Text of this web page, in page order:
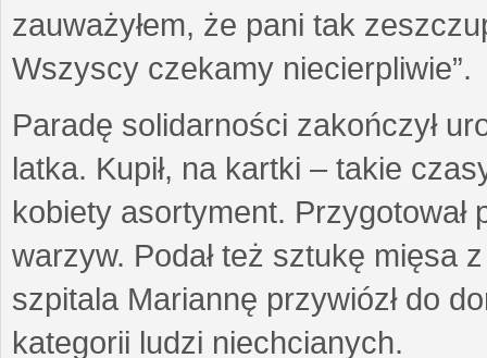
zauważyłem, że pani tak
Wszyscy czekamy niecierpliwie”.
Paradę solidarności zakończył
latka. Kupił, na kartki – takie
kobiety asortyment. Przygotował
warzyw. Podał też sztukę mięsa
szpitala Mariannę przywiózł do
kategorii ludzi niechcianych.